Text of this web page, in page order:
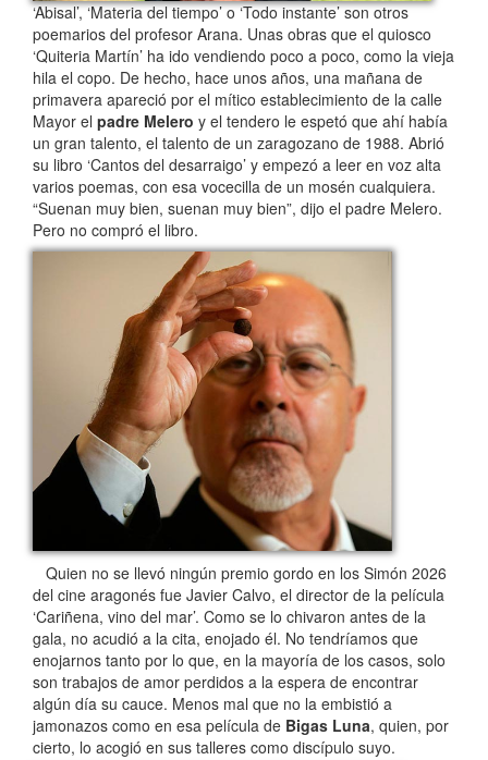
‘Abisal’, ‘Materia del tiempo’ o ‘Todo instante’ son otros
poemarios del profesor Arana. Unas obras que el quiosco
‘Quiteria Martín’ ha ido vendiendo poco a poco, como la vieja
hila el copo. De hecho, hace unos años, una mañana de
primavera apareció por el mítico establecimiento de la calle
Mayor el padre Melero y el tendero le espetó que ahí había
un gran talento, el talento de un zaragozano de 1988. Abrió
su libro ‘Cantos del desarraigo’ y empezó a leer en voz alta
varios poemas, con esa vocecilla de un mosén cualquiera.
“Suenan muy bien, suenan muy bien”, dijo el padre Melero.
Pero no compró el libro.
Quien no se llevó ningún premio gordo en los Simón 2026
del cine aragonés fue Javier Calvo, el director de la película
‘Cariñena, vino del mar’. Como se lo chivaron antes de la
gala, no acudió a la cita, enojado él. No tendríamos que
enojarnos tanto por lo que, en la mayoría de los casos, solo
son trabajos de amor perdidos a la espera de encontrar
algún día su cauce. Menos mal que no la embistió a
jamonazos como en esa película de Bigas Luna, quien, por
cierto, lo acogió en sus talleres como discípulo suyo.